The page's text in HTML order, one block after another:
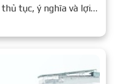
tục, ý nghĩa và lợi